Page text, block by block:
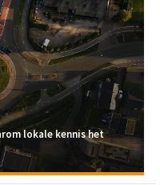
lokale kennis het